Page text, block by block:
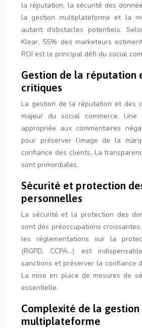
la réputation, la sécurité des
la gestion multiplateforme et la
autant d’obstacles potentiels.
Klear, 55% des marketeurs
ROI est le principal défi du social
Gestion de la réputation
critiques
La gestion de la réputation et des
majeur du social commerce.
appropriée aux commentaires
pour préserver l’image de la
confiance des clients. La
sont primordiales.
Sécurité et protection
personnelles
La sécurité et la protection des
sont des préoccupations
les réglementations sur la
(RGPD, CCPA…) est
sanctions et préserver la confiance
La mise en place de mesures de
essentielle.
Complexité de la gestion
multiplateforme